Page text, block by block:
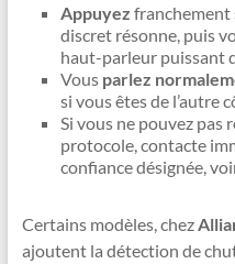
Appuyez franchement
discret résonne, puis
haut-parleur puissant
Vous parlez
si vous êtes de l’autre
Si vous ne pouvez pas
protocole, contacte
confiance désignée,
Certains modèles, chez
ajoutent la détection de